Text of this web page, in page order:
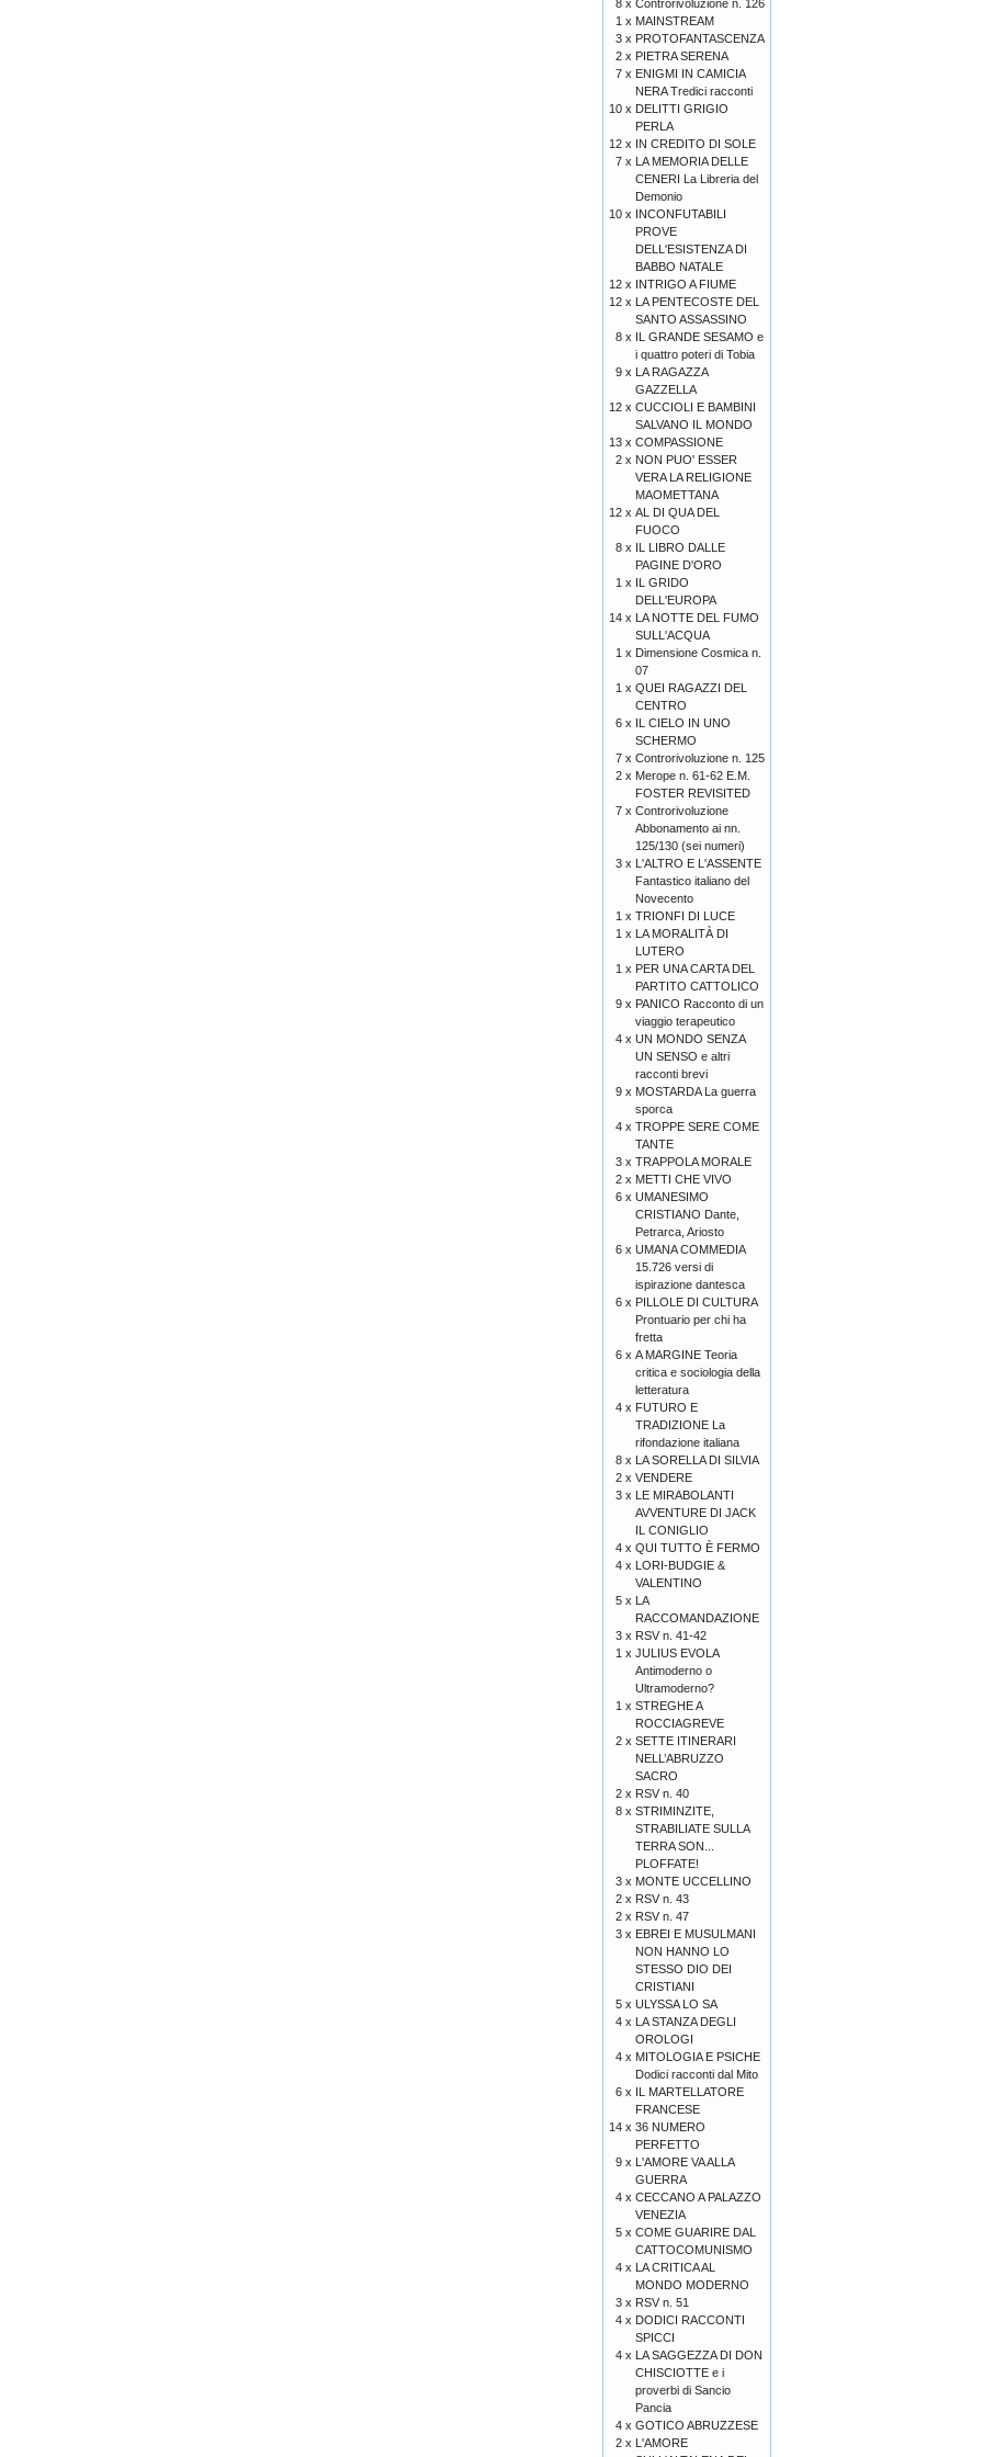
8 x Controrivoluzione n. 126
1 x MAINSTREAM
3 x PROTOFANTASCENZA
2 x PIETRA SERENA
7 x ENIGMI IN CAMICIA
NERA Tredici racconti
10 x DELITTI GRIGIO
PERLA
12 x IN CREDITO DI SOLE
7 x LA MEMORIA DELLE
CENERI La Libreria del
Demonio
10 x INCONFUTABILI
PROVE
DELL'ESISTENZA DI
BABBO NATALE
12 x INTRIGO A FIUME
12 x LA PENTECOSTE DEL
SANTO ASSASSINO
8 x IL GRANDE SESAMO e
i quattro poteri di Tobia
9 x LA RAGAZZA
GAZZELLA
12 x CUCCIOLI E BAMBINI
SALVANO IL MONDO
13 x COMPASSIONE
2 x NON PUO' ESSER
VERA LA RELIGIONE
MAOMETTANA
12 x AL DI QUA DEL
FUOCO
8 x IL LIBRO DALLE
PAGINE D'ORO
1 x IL GRIDO
DELL'EUROPA
14 x LA NOTTE DEL FUMO
SULL'ACQUA
1 x Dimensione Cosmica n.
07
1 x QUEI RAGAZZI DEL
CENTRO
6 x IL CIELO IN UNO
SCHERMO
7 x Controrivoluzione n. 125
2 x Merope n. 61-62 E.M.
FOSTER REVISITED
7 x Controrivoluzione
Abbonamento ai nn.
125/130 (sei numeri)
3 x L'ALTRO E L'ASSENTE
Fantastico italiano del
Novecento
1 x TRIONFI DI LUCE
1 x LA MORALITÀ DI
LUTERO
1 x PER UNA CARTA DEL
PARTITO CATTOLICO
9 x PANICO Racconto di un
viaggio terapeutico
4 x UN MONDO SENZA
UN SENSO e altri
racconti brevi
9 x MOSTARDA La guerra
sporca
4 x TROPPE SERE COME
TANTE
3 x TRAPPOLA MORALE
2 x METTI CHE VIVO
6 x UMANESIMO
CRISTIANO Dante,
Petrarca, Ariosto
6 x UMANA COMMEDIA
15.726 versi di
ispirazione dantesca
6 x PILLOLE DI CULTURA
Prontuario per chi ha
fretta
6 x A MARGINE Teoria
critica e sociologia della
letteratura
4 x FUTURO E
TRADIZIONE La
rifondazione italiana
8 x LA SORELLA DI SILVIA
2 x VENDERE
3 x LE MIRABOLANTI
AVVENTURE DI JACK
IL CONIGLIO
4 x QUI TUTTO È FERMO
4 x LORI-BUDGIE &
VALENTINO
5 x LA
RACCOMANDAZIONE
3 x RSV n. 41-42
1 x JULIUS EVOLA
Antimoderno o
Ultramoderno?
1 x STREGHE A
ROCCIAGREVE
2 x SETTE ITINERARI
NELL’ABRUZZO
SACRO
2 x RSV n. 40
8 x STRIMINZITE,
STRABILIATE SULLA
TERRA SON...
PLOFFATE!
3 x MONTE UCCELLINO
2 x RSV n. 43
2 x RSV n. 47
3 x EBREI E MUSULMANI
NON HANNO LO
STESSO DIO DEI
CRISTIANI
5 x ULYSSA LO SA
4 x LA STANZA DEGLI
OROLOGI
4 x MITOLOGIA E PSICHE
Dodici racconti dal Mito
6 x IL MARTELLATORE
FRANCESE
14 x 36 NUMERO
PERFETTO
9 x L'AMORE VA ALLA
GUERRA
4 x CECCANO A PALAZZO
VENEZIA
5 x COME GUARIRE DAL
CATTOCOMUNISMO
4 x LA CRITICA AL
MONDO MODERNO
3 x RSV n. 51
4 x DODICI RACCONTI
SPICCI
4 x LA SAGGEZZA DI DON
CHISCIOTTE e i
proverbi di Sancio
Pancia
4 x GOTICO ABRUZZESE
2 x L'AMORE